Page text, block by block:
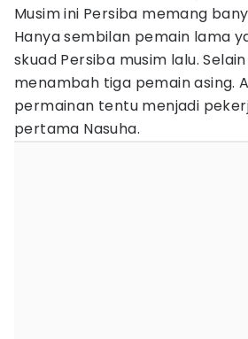
Musim ini Persiba memang
Hanya sembilan pemain lama
skuad Persiba musim lalu.
menambah tiga pemain asing.
permainan tentu menjadi
pertama Nasuha.